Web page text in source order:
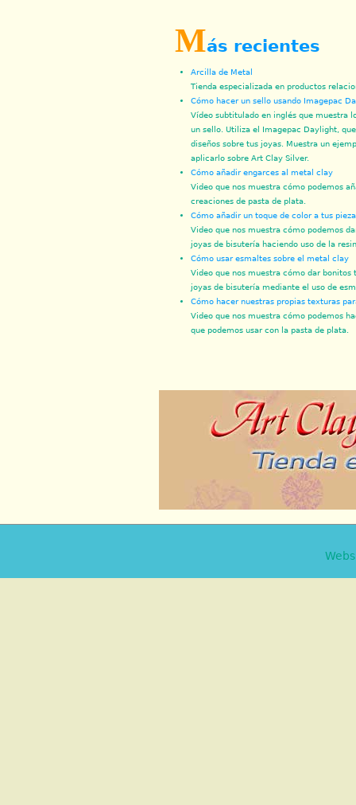
Más recientes
Arcilla de Metal
Tienda especializada en productos
Cómo hacer un sello usando Imagepac
Vídeo subtitulado en inglés que muestra
un sello. Utiliza el Imagepac Daylight,
diseños sobre tus joyas. Muestra un
aplicarlo sobre Art Clay Silver.
Cómo añadir engarces al metal clay
Video que nos muestra cómo podemos
creaciones de pasta de plata.
Cómo añadir un toque de color a tus
Video que nos muestra cómo podemos
joyas de bisutería haciendo uso de la
Cómo usar esmaltes sobre el metal clay
Video que nos muestra cómo dar bonitos
joyas de bisutería mediante el uso de
Cómo hacer nuestras propias texturas
Video que nos muestra cómo podemos
que podemos usar con la pasta de plata.